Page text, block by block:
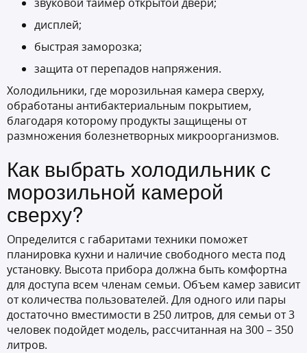
дисплей;
быстрая заморозка;
защита от перепадов напряжения.
Холодильники, где морозильная камера сверху,
обработаны антибактериальным покрытием,
благодаря которому продукты защищены от
размножения болезнетворных микроорганизмов.
Как выбрать холодильник с
морозильной камерой
сверху?
Определится с габаритами техники поможет
планировка кухни и наличие свободного места под
установку. Высота прибора должна быть комфортна
для доступа всем членам семьи. Объем камер зависит
от количества пользователей. Для одного или пары
достаточно вместимости в 250 литров, для семьи от 3
человек подойдет модель, рассчитанная на 300 – 350
литров.